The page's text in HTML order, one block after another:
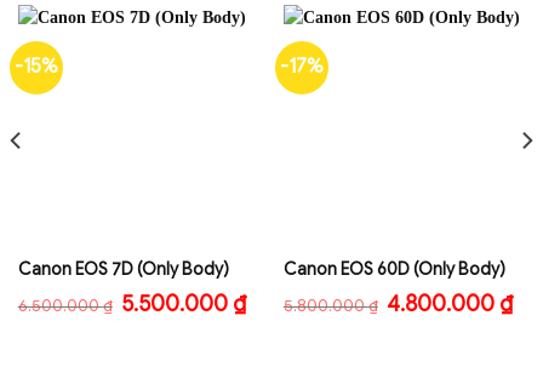
-15%
Canon EOS 7D (Only Body)
6.500.000₫ Giá
gốc
5.500.000 ₫Giá
hiện
-17%
Canon EOS 60D (Only Body)
5.800.000₫ Giá
gốc
4.800.000 ₫Giá
hiện